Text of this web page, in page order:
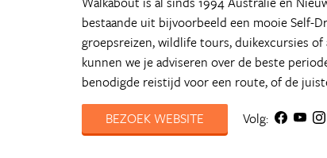
bestaande uit bijvoorbeeld een mooie Self-
groepsreizen, wildlife tours, duikexcursies
kunnen we je adviseren over de beste
benodigde reistijd voor een route, of de
BEZOEK WEBSITE
Volg: